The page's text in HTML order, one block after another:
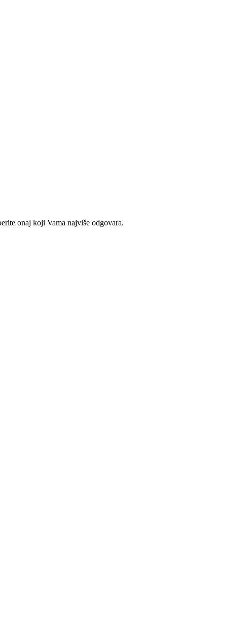
onaj koji Vama najviše odgovara.